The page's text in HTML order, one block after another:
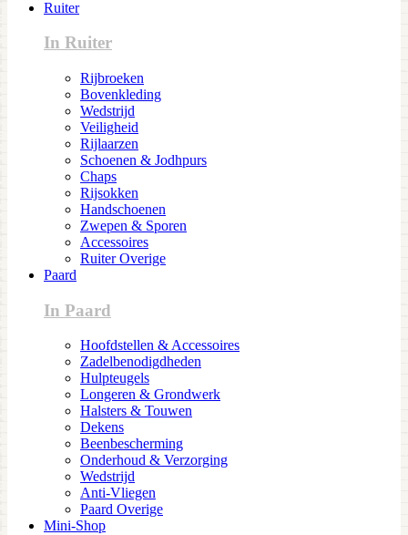
Ruiter
In Ruiter
Rijbroeken
Bovenkleding
Wedstrijd
Veiligheid
Rijlaarzen
Schoenen & Jodhpurs
Chaps
Rijsokken
Handschoenen
Zwepen & Sporen
Accessoires
Ruiter Overige
Paard
In Paard
Hoofdstellen & Accessoires
Zadelbenodigdheden
Hulpteugels
Longeren & Grondwerk
Halsters & Touwen
Dekens
Beenbescherming
Onderhoud & Verzorging
Wedstrijd
Anti-Vliegen
Paard Overige
Mini-Shop